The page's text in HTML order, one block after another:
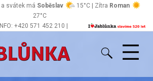
INFO: +420 571 452 210 |
a svátek má Soběslav 15°C | Zítra Roman
27°C